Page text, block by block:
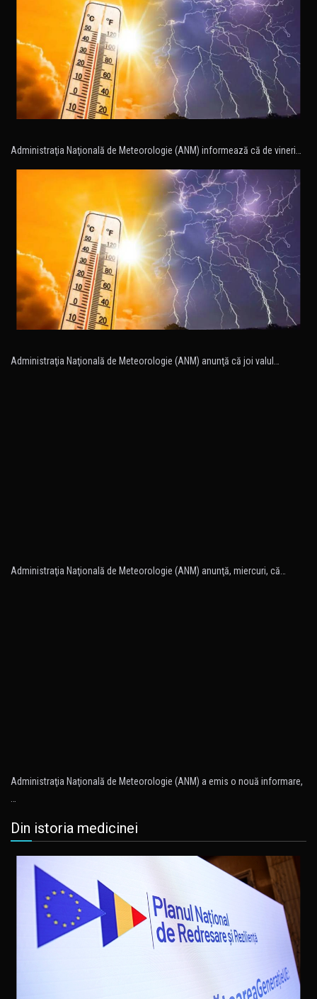
Administraţia Naţională de Meteorologie (ANM) informează că de vineri…
Administraţia Naţională de Meteorologie (ANM) anunţă că joi valul…
Administraţia Naţională de Meteorologie (ANM) anunţă, miercuri, că…
Administraţia Naţională de Meteorologie (ANM) a emis o nouă informare,
Din istoria medicinei